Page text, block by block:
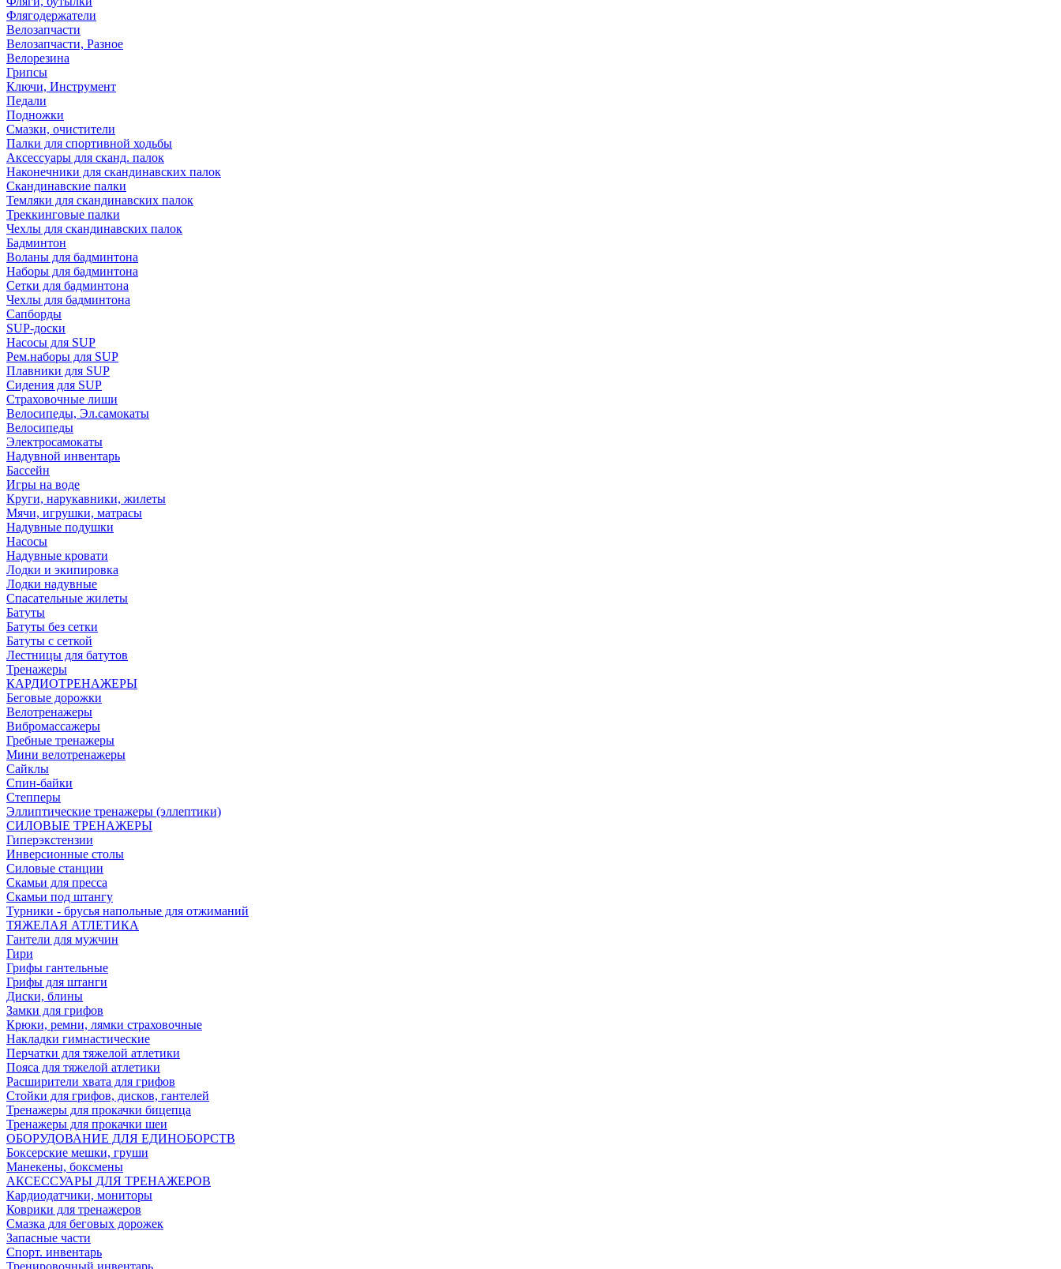
Флягодержатели
Велозапчасти
Велозапчасти, Разное
Велорезина
Грипсы
Ключи, Инструмент
Педали
Подножки
Смазки, очистители
Палки для спортивной ходьбы
Аксессуары для сканд. палок
Наконечники для скандинавских палок
Скандинавские палки
Темляки для скандинавских палок
Треккинговые палки
Чехлы для скандинавских палок
Бадминтон
Воланы для бадминтона
Наборы для бадминтона
Сетки для бадминтона
Чехлы для бадминтона
Сапборды
SUP-доски
Насосы для SUP
Рем.наборы для SUP
Плавники для SUP
Сидения для SUP
Страховочные лиши
Велосипеды, Эл.самокаты
Велосипеды
Электросамокаты
Надувной инвентарь
Бассейн
Игры на воде
Круги, нарукавники, жилеты
Мячи, игрушки, матрасы
Надувные подушки
Насосы
Надувные кровати
Лодки и экипировка
Лодки надувные
Спасательные жилеты
Батуты
Батуты без сетки
Батуты с сеткой
Лестницы для батутов
Тренажеры
КАРДИОТРЕНАЖЕРЫ
Беговые дорожки
Велотренажеры
Вибромассажеры
Гребные тренажеры
Мини велотренажеры
Сайклы
Спин-байки
Степперы
Эллиптические тренажеры (эллептики)
СИЛОВЫЕ ТРЕНАЖЕРЫ
Гиперэкстензии
Инверсионные столы
Силовые станции
Скамьи для пресса
Скамьи под штангу
Турники - брусья напольные для отжиманий
ТЯЖЕЛАЯ АТЛЕТИКА
Гантели для мужчин
Гири
Грифы гантельные
Грифы для штанги
Диски, блины
Замки для грифов
Крюки, ремни, лямки страховочные
Накладки гимнастические
Перчатки для тяжелой атлетики
Пояса для тяжелой атлетики
Расширители хвата для грифов
Стойки для грифов, дисков, гантелей
Тренажеры для прокачки бицепца
Тренажеры для прокачки шеи
ОБОРУДОВАНИЕ ДЛЯ ЕДИНОБОРСТВ
Боксерские мешки, груши
Манекены, боксмены
АКСЕССУАРЫ ДЛЯ ТРЕНАЖЕРОВ
Кардиодатчики, мониторы
Коврики для тренажеров
Смазка для беговых дорожек
Запасные части
Спорт. инвентарь
Тренировочный инвентарь